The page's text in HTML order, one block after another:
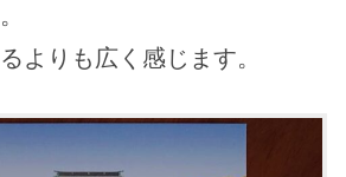
よりも広く感じます。